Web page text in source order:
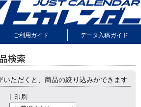
ご利用ガイド データ入稿ガイド
検索
いただくと、商品の絞り込みができます
┃印刷